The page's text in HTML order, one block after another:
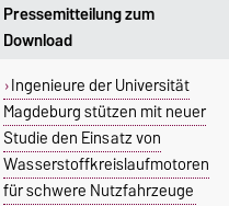
Pressemitteilung zum
Download
Ingenieure der Universität
Magdeburg stützen mit neuer
Studie den Einsatz von
Wasserstoffkreislaufmotoren
für schwere Nutzfahrzeuge